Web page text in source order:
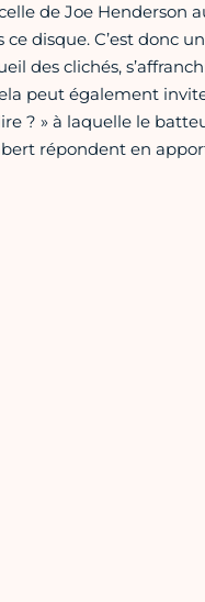
de Joe Henderson
disque. C’est donc
des clichés,
peut également
? » à laquelle le
répondent en